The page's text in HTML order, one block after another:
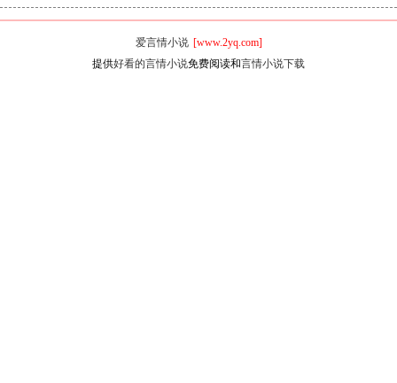
爱言情小说 [www.2yq.com]
提供好看的言情小说免费阅读和言情小说下载